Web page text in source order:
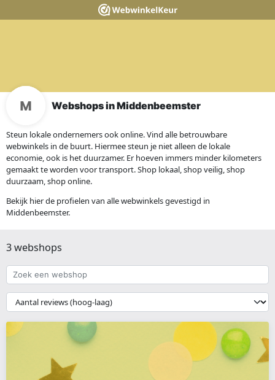
Webshops in Middenbeemster
Steun lokale ondernemers ook online. Vind alle betrouwbare
webwinkels in de buurt. Hiermee steun je niet alleen de lokale
economie, ook is het duurzamer. Er hoeven immers minder kilometers
gemaakt te worden voor transport. Shop lokaal, shop veilig, shop
duurzaam, shop online.
Bekijk hier de profielen van alle webwinkels gevestigd in
Middenbeemster.
3 webshops
Zoek
een
webshop
{{
__('Sort')
}}